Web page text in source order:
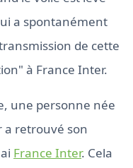
a spontanément
de cette
à France Inter.
une personne née
a retrouvé son
France Inter. Cela